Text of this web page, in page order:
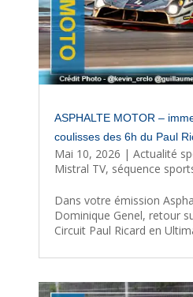
ASPHALTE MOTOR –
coulisses des 6h du Paul
Mai 10, 2026 | Actualité
Mistral TV, séquence
Dans votre émission
Dominique Genel, retour
Circuit Paul Ricard en